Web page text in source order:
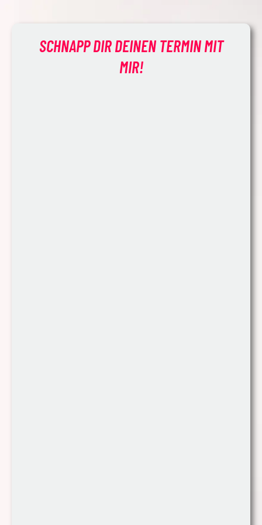
SCHNAPP DIR DEINEN TERMINMIT
MIR!